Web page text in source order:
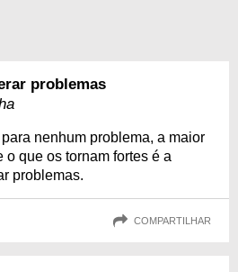
problemas
nenhum problema, a maior
que os tornam fortes é a
problemas.
COMPARTILHAR